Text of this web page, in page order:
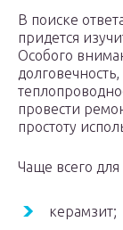
В поиске
придется
Особого
провести
простоту
Чаще всего
керамзит;